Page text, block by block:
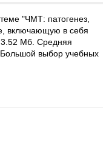
"ЧМТ: патогенез,
включающую в себя
3.52 Мб. Средняя
выбор учебных